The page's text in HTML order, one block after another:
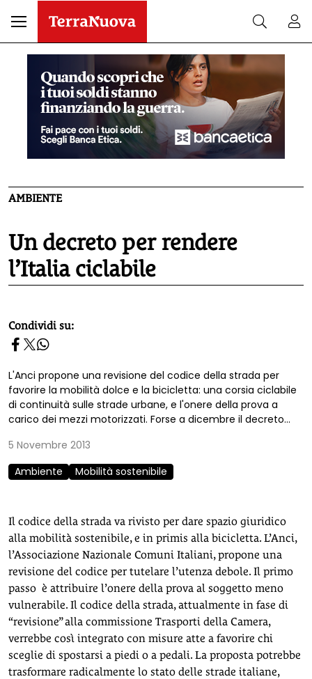
AMBIENTE
Un decreto per rendere
l’Italia ciclabile
homepage h2
Condividi su:
L'Anci propone una revisione del codice della strada per
favorire la mobilità dolce e la bicicletta: una corsia ciclabile
di continuità sulle strade urbane, e l'onere della prova a
carico dei mezzi motorizzati. Forse a dicembre il decreto...
5 Novembre 2013
Ambiente
Mobilità sostenibile
Il codice della strada va rivisto per dare spazio giuridico
alla mobilità sostenibile, e in primis alla bicicletta. L’Anci,
l’Associazione Nazionale Comuni Italiani, propone una
revisione del codice per tutelare l’utenza debole. Il primo
passo è attribuire l’onere della prova al soggetto meno
vulnerabile. Il codice della strada, attualmente in fase di
“revisione” alla commissione Trasporti della Camera,
verrebbe così integrato con misure atte a favorire chi
sceglie di spostarsi a piedi o a pedali. La proposta potrebbe
trasformare radicalmente lo stato delle strade italiane,